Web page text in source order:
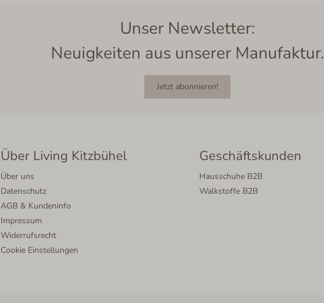
Unser Newsletter:
Neuigkeiten aus unserer Manufaktur.
Jetzt abonnieren!
Über Living Kitzbühel
Über uns
Datenschutz
AGB & Kundeninfo
Impressum
Widerrufsrecht
Cookie Einstellungen
Geschäftskunden
Hausschuhe B2B
Walkstoffe B2B